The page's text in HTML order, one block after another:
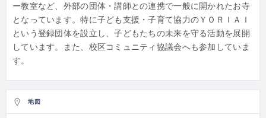
ー教室など、外部の団体・講師との連携で一般に開かれたお寺
となっています。特に子ども支援・子育て協力のＹＯＲＩＡＩ
という登録団体を設立し、子どもたちの未来を守る活動を展開
しています。また、校区コミュニティ協議会へも参加していま
す。
地図